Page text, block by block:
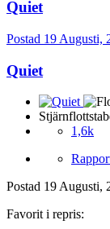
Quiet
Postad 19 Augusti,
Quiet
1,6k
Postad 19 Augusti,
Favorit i repris: